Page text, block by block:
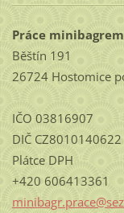
Práce minibagrem
Běštín 191
26724 Hostomice
IČO 03816907
DIČ CZ8010140622
Plátce DPH
+420 606413361
minibagr.prace@s